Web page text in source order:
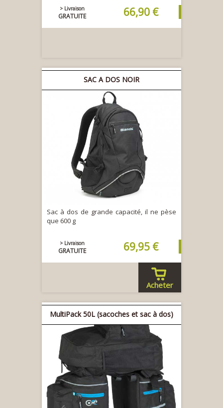
> Livraison
GRATUITE 66,90 €
SAC A DOS NOIR
Sac à dos de grande capacité, il ne pèse
que 600 g
> Livraison
GRATUITE 69,95 €
Acheter
MultiPack 50L (sacoches et sac à dos)